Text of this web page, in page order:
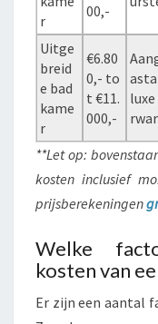
r
00,-
Uitge
breid
e bad
kame
r
€6.80
0,- to
t €11.
000,-
**Let op:
kosten inclusief
prijsberekeningen
Welke
kosten van
Er zijn een aantal